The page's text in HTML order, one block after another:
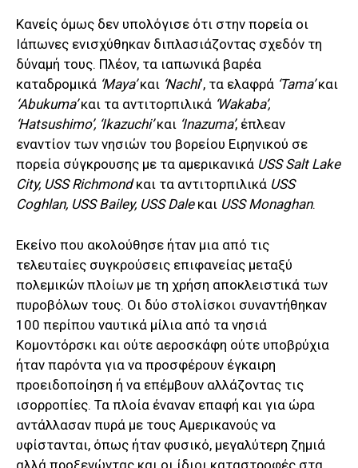
Κανείς όμως δεν υπολόγισε ότι στην πορεία οι
Ιάπωνες ενισχύθηκαν διπλασιάζοντας σχεδόν τη
δύναμή τους. Πλέον, τα ιαπωνικά βαρέα
καταδρομικά ‘Maya’και ‘Nachi‘, τα ελαφρά ‘Tama’και
‘Abukuma’και τα αντιτορπιλικά ‘Wakaba’,
‘Hatsushimo’, ‘Ikazuchi’και ‘Inazuma’, έπλεαν
εναντίον των νησιών του βορείου Ειρηνικού σε
πορεία σύγκρουσης με τα αμερικανικά USS Salt Lake
City, USS Richmondκαι τα αντιτορπιλικά USS
Coghlan, USS Bailey, USS Dale και USS Monaghan.
Εκείνο που ακολούθησε ήταν μια από τις
τελευταίες συγκρούσεις επιφανείας μεταξύ
πολεμικών πλοίων με τη χρήση αποκλειστικά των
πυροβόλων τους. Οι δύο στολίσκοι συναντήθηκαν
100 περίπου ναυτικά μίλια από τα νησιά
Κομοντόρσκι και ούτε αεροσκάφη ούτε υποβρύχια
ήταν παρόντα για να προσφέρουν έγκαιρη
προειδοποίηση ή να επέμβουν αλλάζοντας τις
ισορροπίες. Τα πλοία έναναν επαφή και για ώρα
αντάλλασαν πυρά με τους Αμερικανούς να
υφίστανται, όπως ήταν φυσικό, μεγαλύτερη ζημιά
αλλά προξενώντας και οι ίδιοι καταστροφές στα